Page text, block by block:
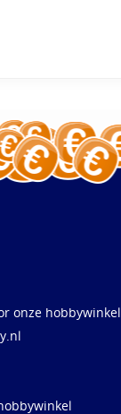
onze hobbywinkel